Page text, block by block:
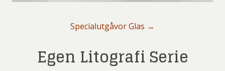
Specialutgåvor Glas →
Egen Litografi Serie